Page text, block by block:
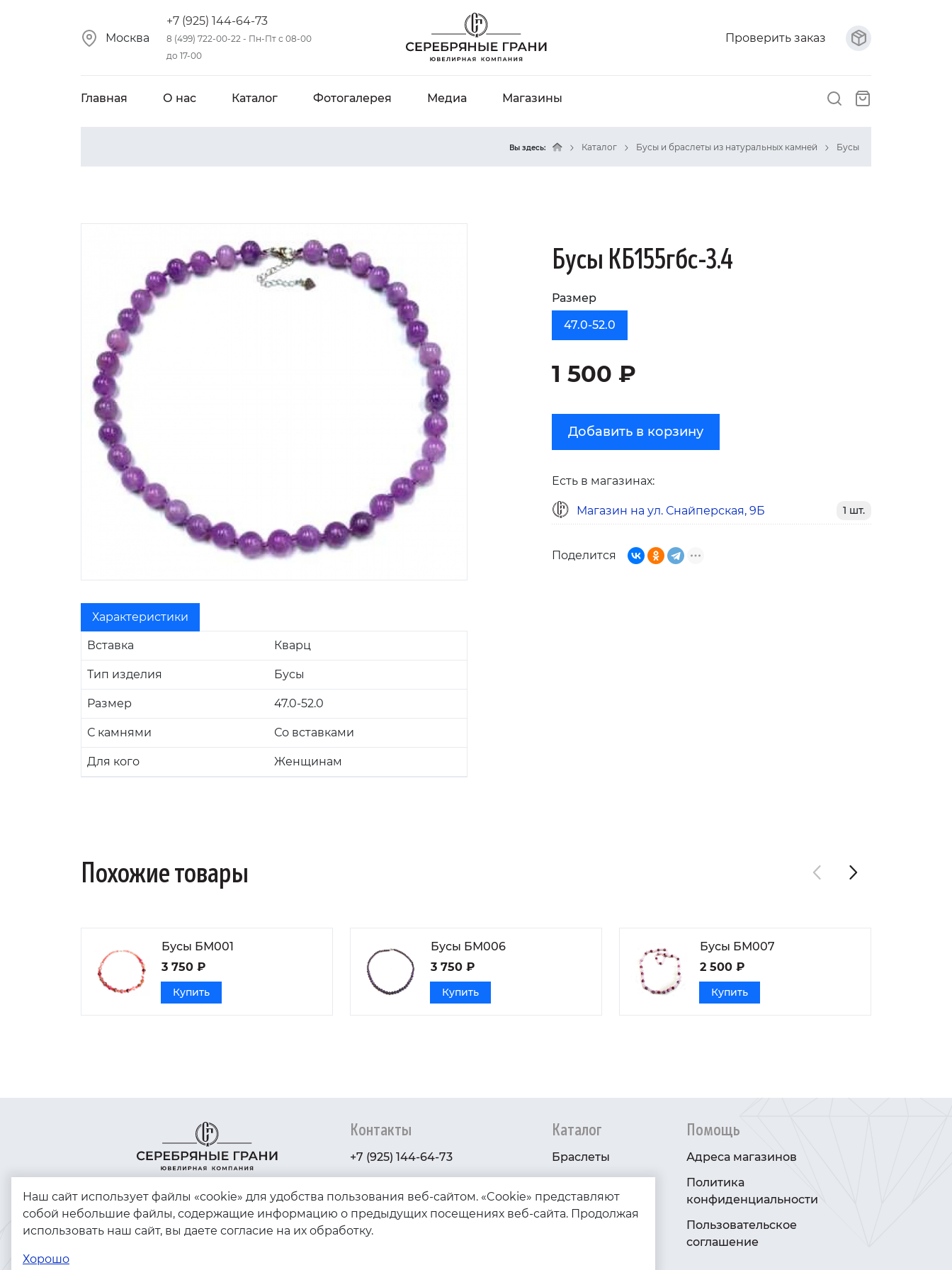
Москва
+7 (925) 144-64-73
8 (499) 722-00-22 - Пн-Пт с 08-00
до 17-00
Проверить заказ
Главная О нас Каталог Фотогалерея Медиа Магазины
Вы здесь: Каталог Бусы и браслеты из натуральных камней Бусы
Характеристики
Вставка Кварц
Тип изделия Бусы
Размер 47.0-52.0
С камнями Со вставками
Для кого Женщинам
Бусы КБ155гбс-3.4
Размер
47.0-52.0
1 500 ₽
Добавить в корзину
Есть в магазинах:
Магазин на ул. Снайперская, 9Б 1 шт.
Поделится
Похожие товары
Бусы БМ001
3 750 ₽
Купить
Бусы БМ006
3 750 ₽
Купить
Бусы БМ007
2 500 ₽
Купить
Copyright © 2023 - 2026. Серебряные грани,
Контакты
+7 (925) 144-64-73
Каталог
Браслеты
Серебро
Помощь
Адреса магазинов
Политика
конфиденциальности
Пользовательское
соглашение
Наш сайт использует файлы «cookie» для удобства пользования веб-сайтом. «Cookie» представляют
собой небольшие файлы, содержащие информацию о предыдущих посещениях веб-сайта. Продолжая
использовать наш сайт, вы даете согласие на их обработку.
Хорошо